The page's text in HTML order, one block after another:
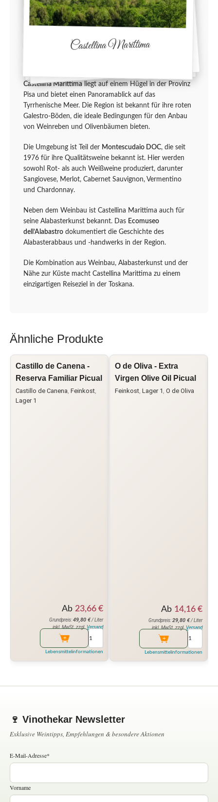
Castellina Marittimaliegt auf einem Hügel in der Provinz
Pisa und bietet einen Panoramablick auf das
Tyrrhenische Meer. Die Region ist bekannt für ihre roten
Galestro-Böden, die ideale Bedingungen für den Anbau
von Weinreben und Olivenbäumen bieten.
Die Umgebung ist Teil der Montescudaio DOC, die seit
1976 für ihre Qualitätsweine bekannt ist. Hier werden
sowohl Rot- als auch Weißweine produziert, darunter
Sangiovese, Merlot, Cabernet Sauvignon, Vermentino
und Chardonnay.
Neben dem Weinbau ist Castellina Marittima auch für
seine Alabasterkunst bekannt. Das Ecomuseo
dell’Alabastro dokumentiert die Geschichte des
Alabasterabbaus und -handwerks in der Region.
Die Kombination aus Weinbau, Alabasterkunst und der
Nähe zur Küste macht Castellina Marittima zu einem
einzigartigen Reiseziel in der Toskana.
Castellina Marittima
Ähnliche Produkte
Castillo de Canena -
Reserva Familiar Picual
Castillo de Canena Feinkost
Lager 1
Ab 23,66 €
Grundpreis:49,80 €/ Liter
inkl. MwSt. zzgl.Versand
Lebensmittelinformationen
O de Oliva - Extra
Virgen Olive Oil Picual
Feinkost Lager 1 O de Oliva
Ab 14,16 €
Grundpreis:29,80 €/ Liter
inkl. MwSt. zzgl. Versand
Lebensmittelinformationen
🍷 Vinothekar Newsletter
Exklusive Weintipps, Empfehlungen & besondere Aktionen
E-Mail-Adresse*
Vorname